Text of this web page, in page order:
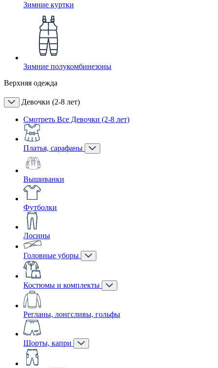
Зимние куртки
Зимние полукомбинезоны
Верхняя одежда
Девочки (2-8 лет)
Смотреть Все Девочки (2-8 лет)
Платья, сарафаны
Вышиванки
Футболки
Лосины
Головные уборы
Костюмы и комплекты
Регланы, лонгсливы, гольфы
Шорты, капри